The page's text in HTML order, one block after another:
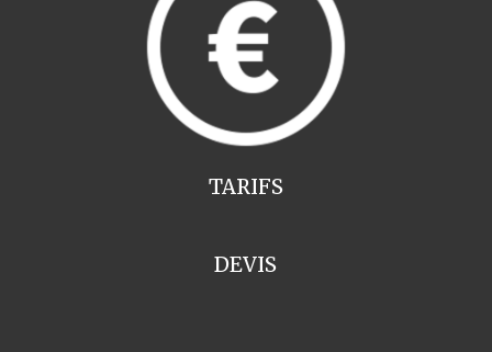
TARIFS
DEVIS